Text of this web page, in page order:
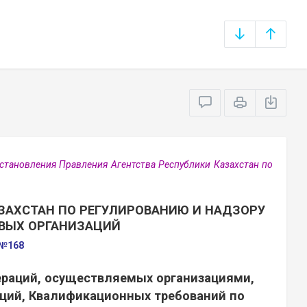
Правления Агентства Республики Казахстан по
ПО РЕГУЛИРОВАНИЮ И НАДЗОРУ
ОРГАНИЗАЦИЙ
осуществляемых организациями,
Квалификационных требований по